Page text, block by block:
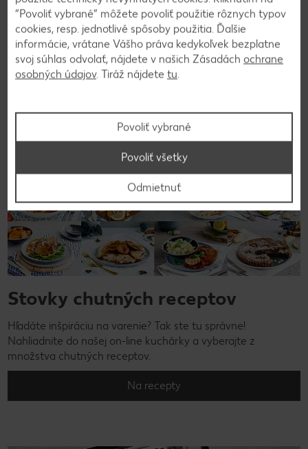
Späť na prehľad
Stovky chutných receptov
Hľadáte inšpiráciu na varenie? Tak ste tu správne!
Nahliadnite do našej on-line kuchárky a vyberajte z
množstva chutných receptov.
Na recepty
“Povoliť vybrané” môžete povoliť použitie rôznych typov
cookies, resp. jednotlivé spôsoby použitia. Ďalšie
informácie, vrátane Vášho práva kedykoľvek bezplatne
svoj súhlas odvolať, nájdete v našich Zásadách ochrane
osobných údajov. Tiráž nájdete tu.
Povoliť vybrané
Odmietnuť
Povoliť všetky